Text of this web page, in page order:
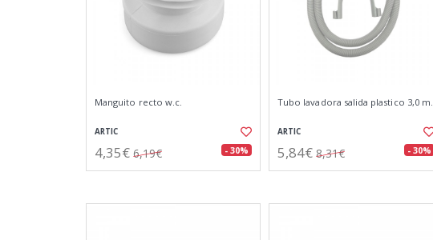
Manguito recto w.c.
ARTIC
4,35€ 6,19€ - 30%
Tubo lavadora salida plastico 3,0 m.
ARTIC
5,84€ 8,31€ - 30%